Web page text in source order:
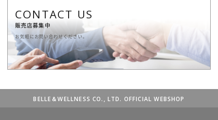
CONTACT US
販売店募集中
お気軽にお問い合わせください。
BELLE＆WELLNESS CO., LTD. OFFICIAL WEBSHOP